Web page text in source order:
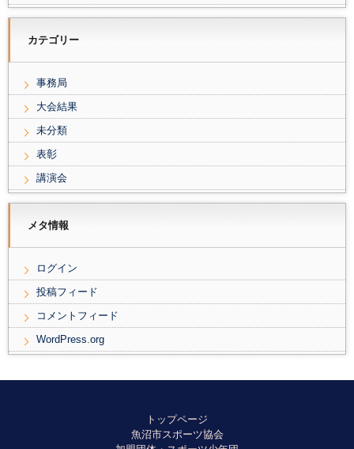
カテゴリー
事務局
大会結果
未分類
表彰
講演会
メタ情報
ログイン
投稿フィード
コメントフィード
WordPress.org
トップページ
魚沼市スポーツ協会